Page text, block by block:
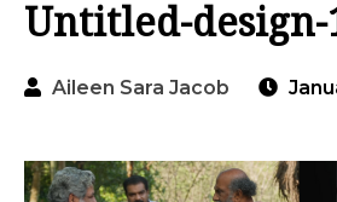
Untitled-design-
Aileen Sara Jacob